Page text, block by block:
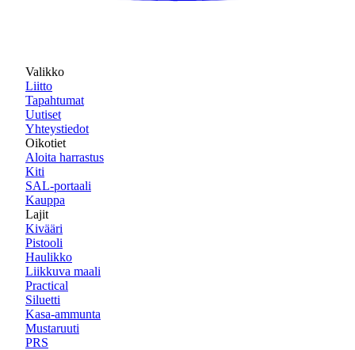
Valikko
Liitto
Tapahtumat
Uutiset
Yhteystiedot
Oikotiet
Aloita harrastus
Kiti
SAL-portaali
Kauppa
Lajit
Kivääri
Pistooli
Haulikko
Liikkuva maali
Practical
Siluetti
Kasa-ammunta
Mustaruuti
PRS